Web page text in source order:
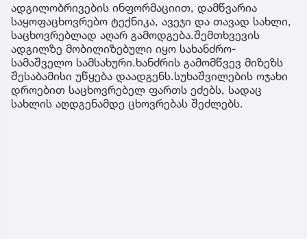
ადგილობრივების ინფორმაციით, დამწვარია
საყოფაცხოვრებო ტექნიკა, ავეჯი და თავად სახლი,
საცხოვრებლად აღარ გამოდგება.შემთხვევის
ადგილზე მობილიზებული იყო სახანძრო-
სამაშველო სამსახური.ხანძრის გამომწვევ მიზეზს
შესაბამისი უწყება დაადგენს.სუხაშვილების ოჯახი
დროებით საცხოვრებელ ფართს ეძებს, სადაც
სახლის აღდგენამდე ცხოვრებას შეძლებს.